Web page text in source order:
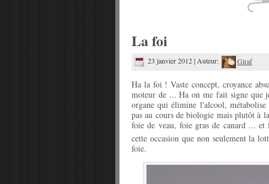
La foi
23 janvier 2012 | Auteur: Giraf
Ha la foi ! Vaste concept, croyance
moteur de ... Ha on me fait signe que
organe qui élimine l'alcool,
pas au cours de biologie mais plutôt à
foie de veau, foie gras de canard ...
cette occasion que non seulement la
foie.